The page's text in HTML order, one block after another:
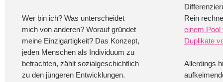
Wer bin ich? Was unterscheidet
mich von anderen? Worauf gründet
meine Einzigartigkeit? Das Konzept,
jeden Menschen als Individuum zu
betrachten, zählt sozialgeschichtlich
zu den jüngeren Entwicklungen.
Rein
einem
Duplikate
Allerdings